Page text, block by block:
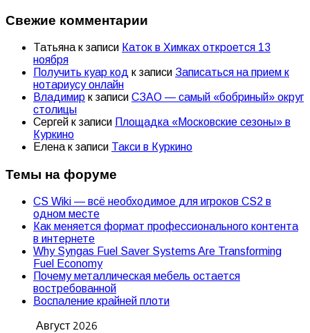
Свежие комментарии
Татьяна к записи Каток в Химках откроется 13
ноября
Получить куар код к записи Записаться на прием к
нотариусу онлайн
Владимир к записи СЗАО — самый «бобриный» округ
столицы
Сергей к записи Площадка «Московские сезоны» в
Куркино
Елена к записи Такси в Куркино
Темы на форуме
CS Wiki — всё необходимое для игроков CS2 в
одном месте
Как меняется формат профессионального контента
в интернете
Why Syngas Fuel Saver Systems Are Transforming
Fuel Economy
Почему металлическая мебель остается
востребованной
Воспаление крайней плоти
Август 2026